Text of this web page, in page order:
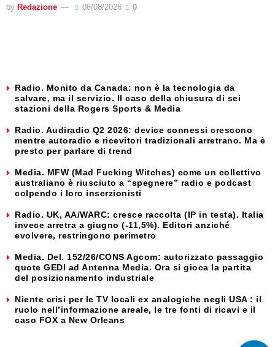
by Redazione 06/08/2026 0
Radio. Monito da Canada: non è la tecnologia da
salvare, ma il servizio. Il caso della chiusura di sei
stazioni della Rogers Sports & Media
Radio. Audiradio Q2 2026: device connessi crescono
mentre autoradio e ricevitori tradizionali arretrano. Ma è
presto per parlare di trend
Media. MFW (Mad Fucking Witches) come un collettivo
australiano è riusciuto a “spegnere” radio e podcast
colpendo i loro inserzionisti
Radio. UK, AA/WARC: cresce raccolta (IP in testa). Italia
invece arretra a giugno (-11,5%). Editori anziché
evolvere, restringono perimetro
Media. Del. 152/26/CONS Agcom: autorizzato passaggio
quote GEDI ad Antenna Media. Ora si gioca la partita
del posizionamento industriale
Niente crisi per le TV locali ex analogiche negli USA : il
ruolo nell’informazione areale, le tre fonti di ricavi e il
caso FOX a New Orleans